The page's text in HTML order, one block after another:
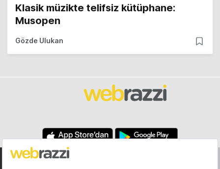
Klasik müzikte telifsiz kütüphane:
Musopen
Gözde Ulukan